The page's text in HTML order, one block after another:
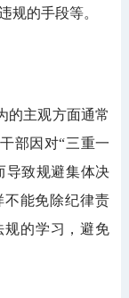
规的手段等。
主观方面通常
部因对“三重一
导致规避集体决
不能免除纪律责
的学习，避免